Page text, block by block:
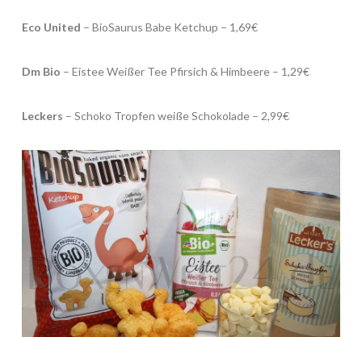
Eco United – BioSaurus Babe Ketchup – 1,69€
Dm Bio – Eistee Weißer Tee Pfirsich & Himbeere – 1,29€
Leckers – Schoko Tropfen weiße Schokolade – 2,99€